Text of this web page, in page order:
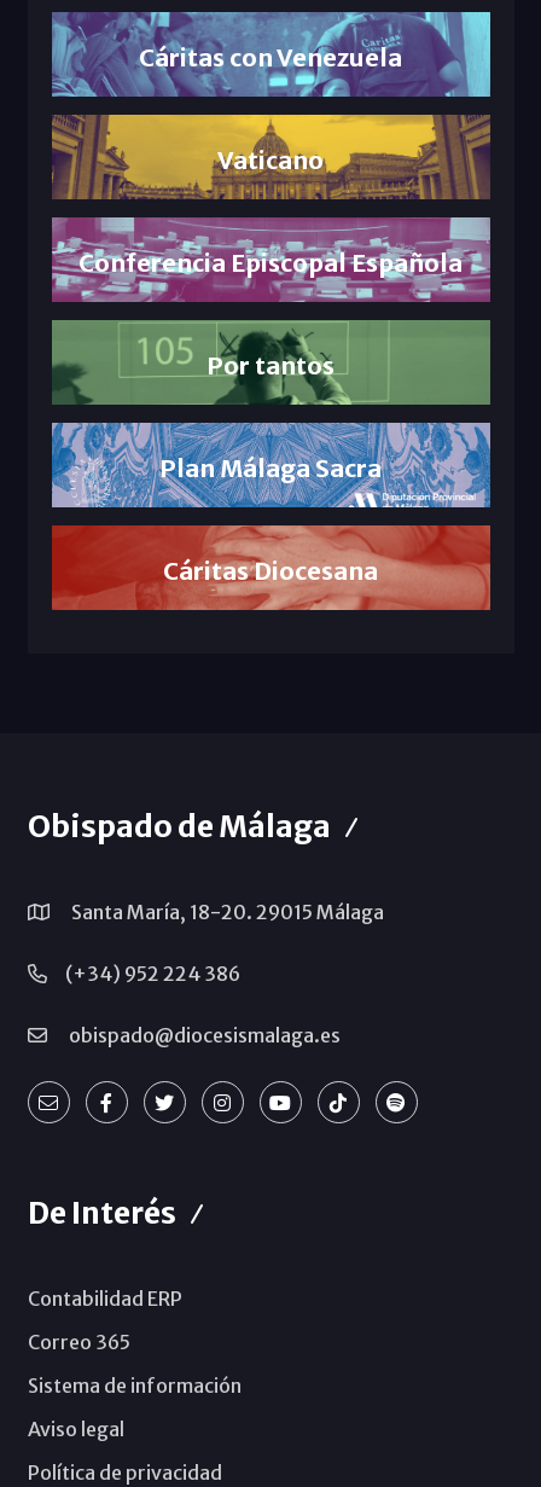
Cáritas con Venezuela
Vaticano
Conferencia Episcopal Española
Por tantos
Plan Málaga Sacra
Cáritas Diocesana
Obispado de Málaga
Santa María, 18-20. 29015 Málaga
(+34) 952 224 386
obispado@diocesismalaga.es
De Interés
Contabilidad ERP
Correo 365
Sistema de información
Aviso legal
Política de privacidad